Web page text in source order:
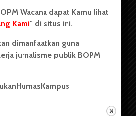
Wacana merupakan salah satu
(UKM) di Universitas Sumatera
Wacana dapat Kamu lihat
Kami" di situs ini.
dimanfaatkan guna
jurnalisme publik BOPM